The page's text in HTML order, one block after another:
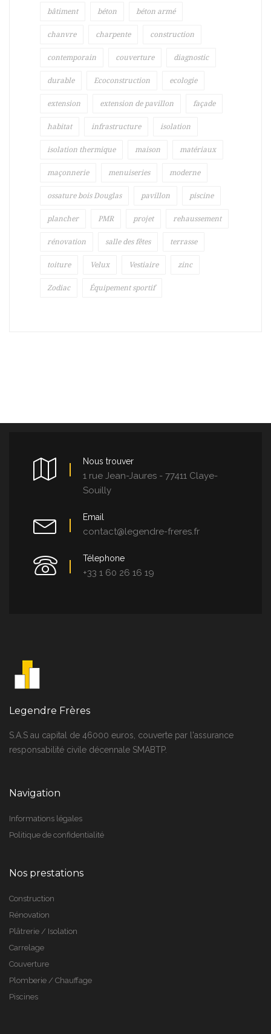
bâtiment béton béton armé
chanvre charpente construction
contemporain couverture diagnostic
durable Ecoconstruction ecologie
extension extension de pavillon façade
habitat infrastructure isolation
isolation thermique maison matériaux
maçonnerie menuiseries moderne
ossature bois Douglas pavillon piscine
plancher PMR projet rehaussement
rénovation salle des fêtes terrasse
toiture Velux Vestiaire zinc
Zodiac Équipement sportif
Nous trouver
1 rue Jean-Jaures - 77411 Claye-
Souilly
Email
contact@legendre-freres.fr
Télephone
+33 1 60 26 16 19
Legendre Frères
S.A.S au capital de 46000 euros, couverte par l'assurance
responsabilité civile décennale SMABTP.
Navigation
Informations légales
Politique de confidentialité
Nos prestations
Construction
Rénovation
Plâtrerie / Isolation
Carrelage
Couverture
Plomberie / Chauffage
Piscines